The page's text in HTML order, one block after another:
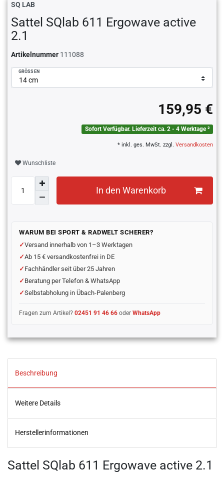
SQ LAB
Sattel SQlab 611 Ergowave active
2.1
Artikelnummer 111088
GRÖSSEN
159,95 €
Sofort Verfügbar. Lieferzeit ca. 2 - 4 Werktage ²
* inkl. ges. MwSt. zzgl. Versandkosten
Wunschliste
In den Warenkorb
WARUM BEI SPORT & RADWELT SCHERER?
Versand innerhalb von 1–3 Werktagen
Ab 15 € versandkostenfrei in DE
Fachhändler seit über 25 Jahren
Beratung per Telefon & WhatsApp
Selbstabholung in Übach-Palenberg
Fragen zum Artikel?02451 91 46 66 oderWhatsApp
Beschreibung
Weitere Details
Herstellerinformationen
Sattel SQlab 611 Ergowave active 2.1